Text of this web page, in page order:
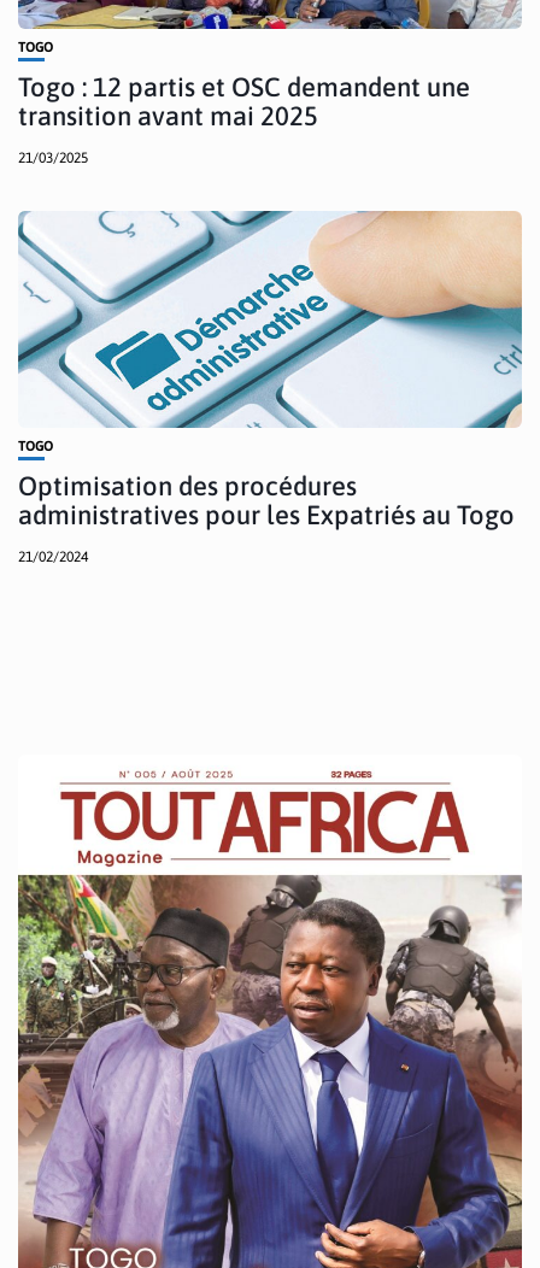
TOGO
Togo : 12 partis et OSC demandent une
transition avant mai 2025
21/03/2025
TOGO
Optimisation des procédures
administratives pour les Expatriés au Togo
21/02/2024